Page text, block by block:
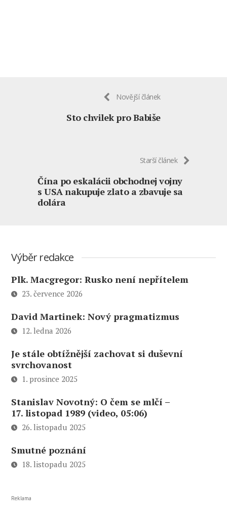
Novější článek
Sto chvilek pro Babiše
Starší článek
Čína po eskalácii obchodnej vojny
s USA nakupuje zlato a zbavuje sa
dolára
Výběr redakce
Plk. Macgregor: Rusko není nepřítelem
23. července 2026
David Martinek: Nový pragmatizmus
12. ledna 2026
Je stále obtížnější zachovat si duševní
svrchovanost
1. prosince 2025
Stanislav Novotný: O čem se mlčí –
17. listopad 1989 (video, 05:06)
26. listopadu 2025
Smutné poznání
18. listopadu 2025
Reklama